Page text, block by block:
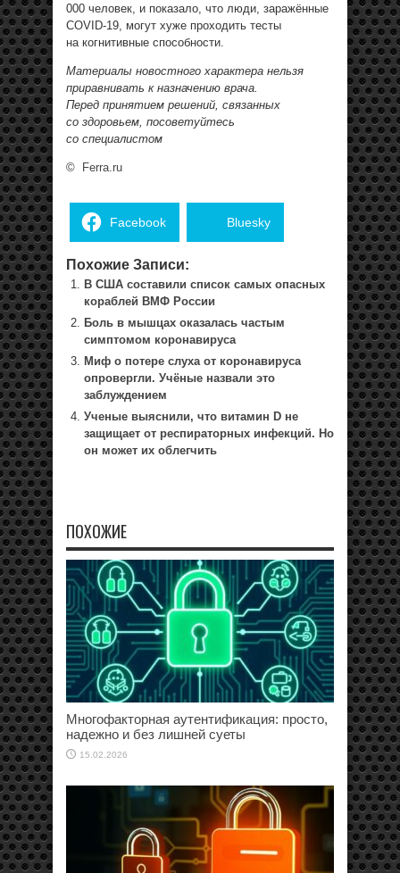
000 человек, и показало, что люди, заражённые
COVID-19, могут хуже проходить тесты
на когнитивные способности.
Материалы новостного характера нельзя
приравнивать к назначению врача.
Перед принятием решений, связанных
со здоровьем, посоветуйтесь
со специалистом
© Ferra.ru
Facebook Bluesky
Похожие Записи:
В США составили список самых опасных
кораблей ВМФ России
Боль в мышцах оказалась частым
симптомом коронавируса
Миф о потере слуха от коронавируса
опровергли. Учёные назвали это
заблуждением
Ученые выяснили, что витамин D не
защищает от респираторных инфекций. Но
он может их облегчить
ПОХОЖИЕ
Многофакторная аутентификация: просто,
надежно и без лишней суеты
15.02.2026